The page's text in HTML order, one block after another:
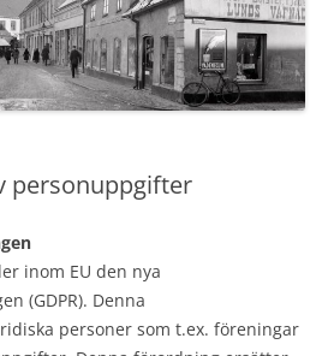
personuppgifter
inom EU den nya
(GDPR). Denna
personer som t.ex. föreningar